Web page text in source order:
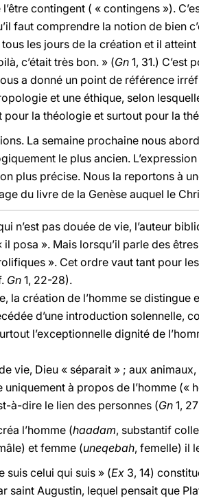
contingent ( « contingens »).
faut comprendre la notion de bien
les jours de la création et il
c’était très bon. » (Gn 1, 31.)
a donné un point de référence
et une éthique, selon
pour la théologie et surtout pour la
La semaine prochaine nous
le plus ancien.
plus précise. Nous la reportons à
du livre de la Genèse auquel le
n’est pas douée de vie, l’auteur
posa ». Mais lorsqu’il parle des
». Cet ordre vaut tant pour
Gn 1, 22-28).
la création de l’homme se
d’une introduction solennelle,
l’exceptionnelle dignité de
vie, Dieu « séparait » ; aux
à propos de l’homme («
à-dire le lien des personnes (Gn 1,
l’homme (haadam, substantif
et femme (uneqebah, femelle) il
suis celui qui suis » (Ex 3, 14)
saint Augustin, lequel pensait que